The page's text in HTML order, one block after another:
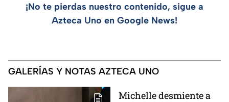
¡No te pierdas nuestro contenido, sigue a
Azteca Uno en Google News!
GALERÍAS Y NOTAS AZTECA UNO
Michelle desmiente a